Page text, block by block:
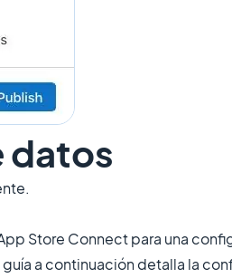
datos
Store Connect para una
a continuación detalla la